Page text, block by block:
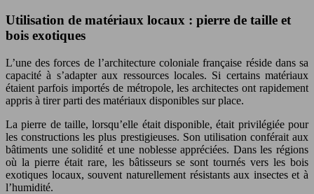
Utilisation de matériaux locaux : pierre de taille et
bois exotiques
L’une des forces de l’architecture coloniale française réside dans sa
capacité à s’adapter aux ressources locales. Si certains matériaux
étaient parfois importés de métropole, les architectes ont rapidement
appris à tirer parti des matériaux disponibles sur place.
La pierre de taille, lorsqu’elle était disponible, était privilégiée pour
les constructions les plus prestigieuses. Son utilisation conférait aux
bâtiments une solidité et une noblesse appréciées. Dans les régions
où la pierre était rare, les bâtisseurs se sont tournés vers les bois
exotiques locaux, souvent naturellement résistants aux insectes et à
l’humidité.